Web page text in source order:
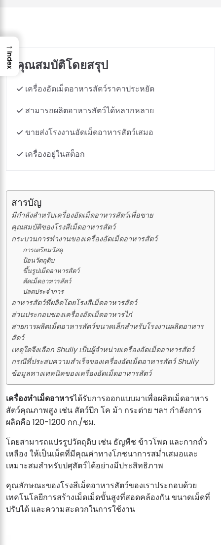
คุณสมบัติโดยสรุป
เครื่องอัดเม็ดอาหารสัตว์ราคาประหยัด
สามารถผลิตอาหารสัตว์ได้หลากหลาย
ขายส่งโรงงานอัดเม็ดอาหารสัตว์เสมอ
เครื่องอยู่ในสต็อก
สารบัญ
มีกำลังสำหรับเครื่องอัดเม็ดอาหารสัตว์เพื่อขาย
คุณสมบัติของโรงสีเม็ดอาหารสัตว์
กระบวนการทำงานของเครื่องอัดเม็ดอาหารสัตว์
การเตรียมวัสดุ
ป้อนวัตถุดิบ
ขึ้นรูปเม็ดอาหารสัตว์
ตัดเม็ดอาหารสัตว์
ปลดประจำการ
อาหารสัตว์ที่ผลิตโดยโรงสีเม็ดอาหารสัตว์
ส่วนประกอบของเครื่องอัดเม็ดอาหารไก่
สายการผลิตเม็ดอาหารสัตว์ขนาดเล็กสำหรับโรงงานผลิตอาหาร
สัตว์
เหตุใดจึงเลือก Shuliy เป็นผู้จำหน่ายเครื่องอัดเม็ดอาหารสัตว์
กรณีที่ประสบความสำเร็จของเครื่องอัดเม็ดอาหารสัตว์ Shuliy
ข้อมูลทางเทคนิคของเครื่องอัดเม็ดอาหารสัตว์
เครื่องทำเม็ดอาหารได้รับการออกแบบมาเพื่อผลิตเม็ดอาหาร
สัตว์คุณภาพสูง เช่น สัตว์ปีก โค ม้า กระต่าย ฯลฯ กำลังการ
ผลิตคือ 120-1200 กก./ชม.
โดยสามารถแปรรูปวัตถุดิบ เช่น ธัญพืช ข้าวโพด และกากถั่ว
เหลือง ให้เป็นเม็ดที่มีคุณค่าทางโภชนาการสม่ำเสมอและ
เหมาะสมสำหรับปศุสัตว์ได้อย่างมีประสิทธิภาพ
คุณลักษณะของโรงสีเม็ดอาหารสัตว์ของเราประกอบด้วย
เทคโนโลยีการสร้างเม็ดเม็ดขั้นสูงที่สอดคล้องกัน ขนาดเม็ดที่
ปรับได้ และความสะดวกในการใช้งาน
→
Index